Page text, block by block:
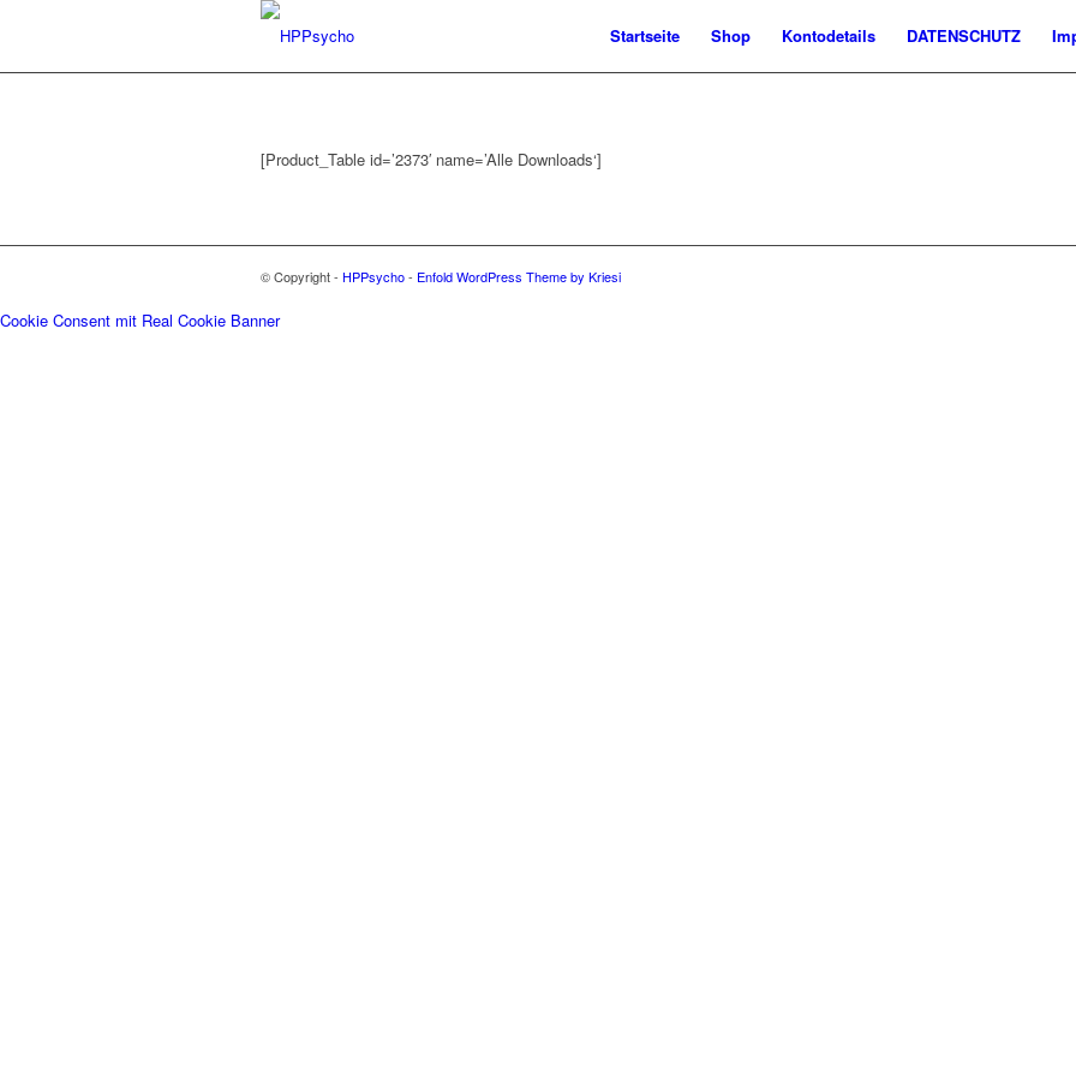
Startseite Shop Kontodetails DATENSCHUTZ
[Product_Table id=’2373′ name=’Alle Downloads‘]
© Copyright - HPPsycho- Enfold WordPress Theme by Kriesi
Cookie Consent mit Real Cookie Banner